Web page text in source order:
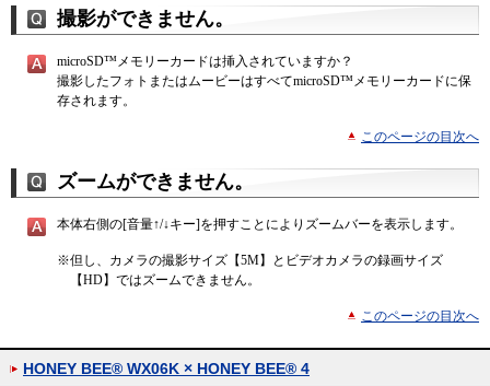
撮影ができません。
microSD™メモリーカードは挿入されていますか？
撮影したフォトまたはムービーはすべてmicroSD™メモリーカードに保
存されます。
このページの目次へ
ズームができません。
本体右側の[音量↑/↓キー]を押すことによりズームバーを表示します。
※但し、カメラの撮影サイズ【5M】とビデオカメラの録画サイズ
【HD】ではズームできません。
このページの目次へ
HONEY BEE® WX06K × HONEY BEE® 4